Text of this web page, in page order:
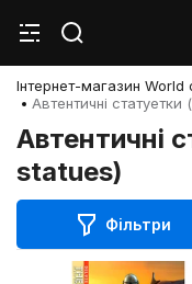
Інтернет-магазин
Автентичні
Автентичні
statues)
Фільтри